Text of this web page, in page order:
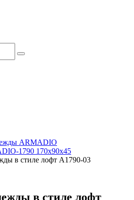
ARMADIO
1790 170х90х45
в стиле лофт A1790-03
в стиле лофт